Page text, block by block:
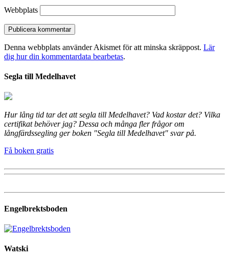
Webbplats
Denna webbplats använder Akismet för att minska skräppost. Lär
dig hur din kommentardata bearbetas.
Segla till Medelhavet
Hur lång tid tar det att segla till Medelhavet? Vad kostar det? Vilka
certifikat behöver jag? Dessa och många fler frågor om
långfärdssegling ger boken "Segla till Medelhavet" svar på.
Få boken gratis
Engelbrektsboden
Watski